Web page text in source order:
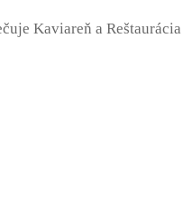
Kaviareň a